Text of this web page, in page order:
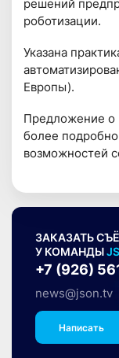
решений
роботизации.
Указана
Европы).
Предложение о
более
возможностей
ЗАКАЗАТЬ
У КОМАНДЫ
+7 (926)
news@json.tv
Написать